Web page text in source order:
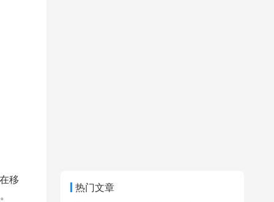
移
热门文章